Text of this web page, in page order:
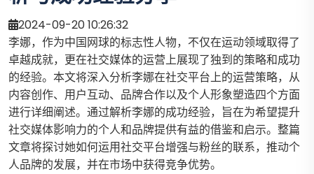
2024-09-20 10:26:32
李娜，作为中国网球的标志性人物，不仅在运动领域取得了
卓越成就，更在社交媒体的运营上展现了独到的策略和成功
的经验。本文将深入分析李娜在社交平台上的运营策略，从
内容创作、用户互动、品牌合作以及个人形象塑造四个方面
进行详细阐述。通过解析李娜的成功经验，旨在为希望提升
社交媒体影响力的个人和品牌提供有益的借鉴和启示。整篇
文章将探讨她如何运用社交平台增强与粉丝的联系，推动个
人品牌的发展，并在市场中获得竞争优势。